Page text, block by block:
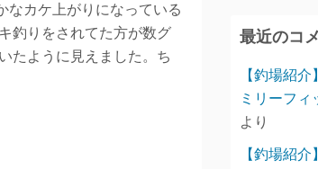
なカケ上がりになっている
釣りをされてた方が数グ
たように見えました。ち
ブ
最近のコ
【釣場紹
ミリーフィ
より
【釣場紹